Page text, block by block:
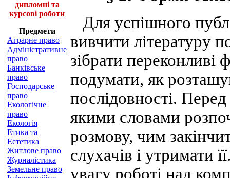
дипломні та
курсові роботи
Предмети
Аграрне право
Адміністративне
право
Банківське
право
Господарське
право
Екологічне
право
Екологія
Етика та
Естетика
Житлове право
Журналістика
Земельне право
Для успішного
вивчити літературу
зібрати
подумати, як
послідовності.
якими словами
розмову, чим
слухачів і утримати
увагу роботі над